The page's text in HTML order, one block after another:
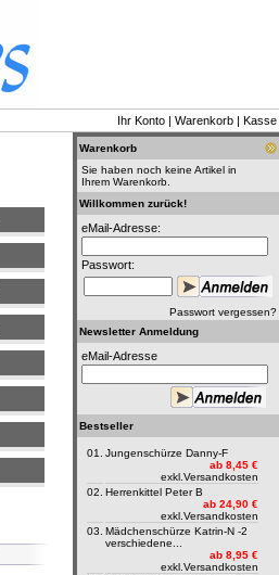
Ihr Konto | Warenkorb | Kasse
Warenkorb
Sie haben noch keine Artikel in
Ihrem Warenkorb.
Willkommen zurück!
eMail-Adresse:
Passwort:
Passwort vergessen?
Newsletter Anmeldung
eMail-Adresse
Bestseller
01.
Jungenschürze Danny-F
ab 8,45 €
exkl. Versandkosten
02. Herrenkittel Peter B
ab 24,90 €
exkl. Versandkosten
03. Mädchenschürze Katrin-N -2
verschiedene...
ab 8,95 €
exkl. Versandkosten